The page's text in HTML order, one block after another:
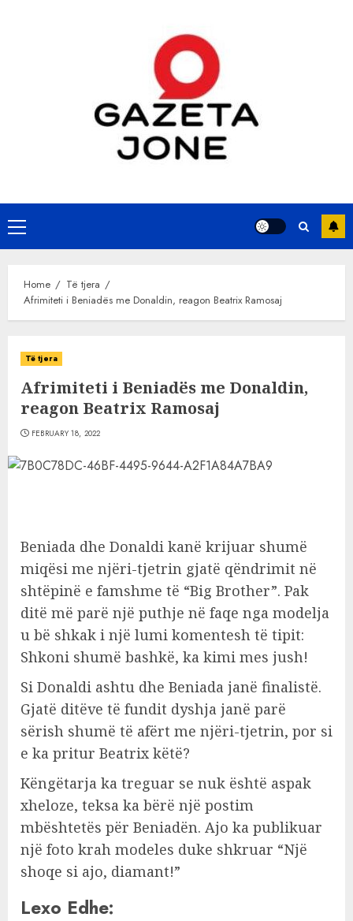
Primary
Menu
Home
Të tjera
Afrimiteti i Beniadës me Donaldin, reagon Beatrix Ramosaj
Të tjera
Afrimiteti i Beniadës me Donaldin,
reagon Beatrix Ramosaj
FEBRUARY 18, 2022
Beniada dhe Donaldi kanë krijuar shumë
miqësi me njëri-tjetrin gjatë qëndrimit në
shtëpinë e famshme të “Big Brother”. Pak
ditë më parë një puthje në faqe nga modelja
u bë shkak i një lumi komentesh të tipit:
Shkoni shumë bashkë, ka kimi mes jush!
Si Donaldi ashtu dhe Beniada janë finalistë.
Gjatë ditëve të fundit dyshja janë parë
sërish shumë të afërt me njëri-tjetrin, por si
e ka pritur Beatrix këtë?
Këngëtarja ka treguar se nuk është aspak
xheloze, teksa ka bërë një postim
mbështetës për Beniadën. Ajo ka publikuar
një foto krah modeles duke shkruar “Një
shoqe si ajo, diamant!”
Lexo Edhe: